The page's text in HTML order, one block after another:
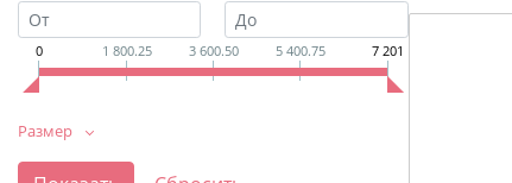
0 1 800.25 3 600.50 5 400.75 7 201
Размер